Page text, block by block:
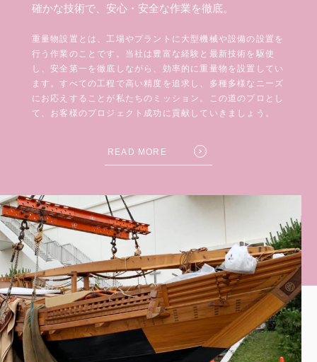
確かな技術で、安心・安全な作業を徹底。
重量物設置とは、工場やプラントに大型機械や設備の設置を
行う作業のことです。当社は豊富な経験と最新技術を駆使
し、安全第一を徹底しながら、効率的に重量物を設置してい
ます。すべての工程で高い精度を追求し、多種多様なニーズ
にお応えすることが私たちのミッション。この道のプロとし
て、お客様のプロジェクト成功に貢献していきましょう。
READ MORE